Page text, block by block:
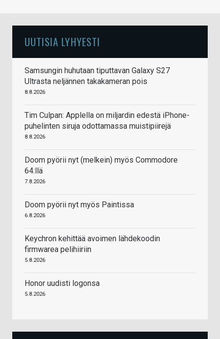
UUTISIA LYHYESTI
Samsungin huhutaan tiputtavan Galaxy S27
Ultrasta neljännen takakameran pois
8.8.2026
Tim Culpan: Applella on miljardin edestä iPhone-
puhelinten siruja odottamassa muistipiirejä
8.8.2026
Doom pyörii nyt (melkein) myös Commodore
64:llä
7.8.2026
Doom pyörii nyt myös Paintissa
6.8.2026
Keychron kehittää avoimen lähdekoodin
firmwarea pelihiiriin
5.8.2026
Honor uudisti logonsa
5.8.2026